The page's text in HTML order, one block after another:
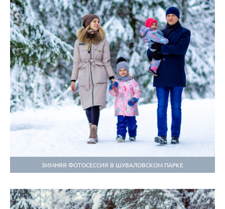
ЗИМНЯЯ ФОТОСЕССИЯ В ШУВАЛОВСКОМ ПАРКЕ